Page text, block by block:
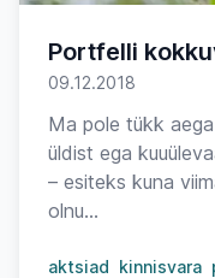
Portfelli
09.12.2018
Ma pole tükk
üldist ega
– esiteks kuna
olnu...
aktsiad kinnisvara